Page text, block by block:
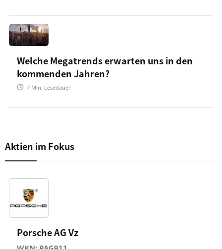
Welche Megatrends erwarten uns in den
kommenden Jahren?
7 Min. Lesedauer
Aktien im Fokus
Porsche AG Vz